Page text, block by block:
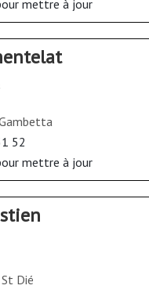
mettre à jour
52
mettre à jour
Dié